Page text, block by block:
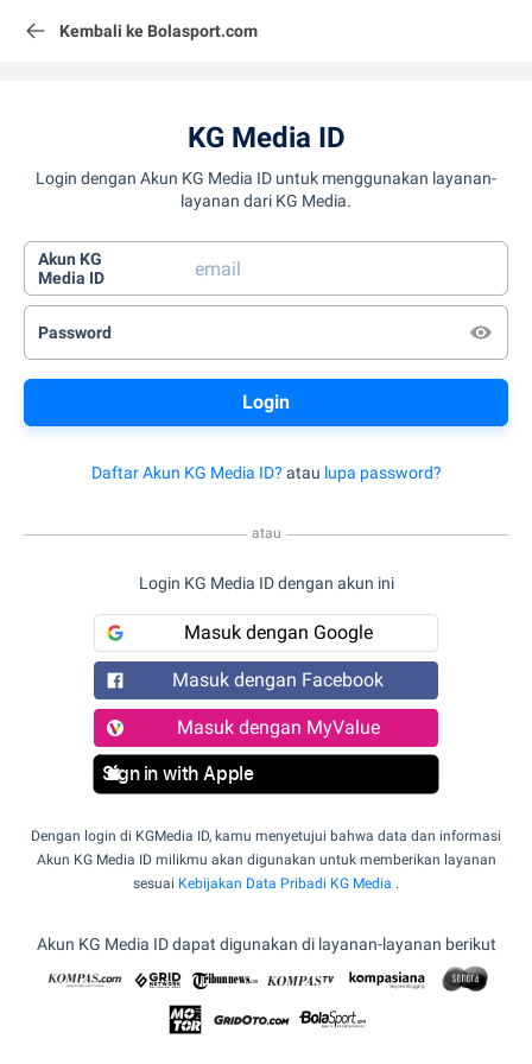
Kembali ke Bolasport.com
KG Media ID
Login dengan Akun KG Media ID untuk menggunakan layanan-
layanan dari KG Media.
Akun KG
Media ID
Password
Daftar Akun KG Media ID? atau lupa password?
atau
Login KG Media ID dengan akun ini
Masuk dengan Google
Masuk dengan Facebook
Masuk dengan MyValue
Sign in with Apple
Dengan login di KGMedia ID, kamu menyetujui bahwa data dan informasi
Akun KG Media ID milikmu akan digunakan untuk memberikan layanan
sesuai Kebijakan Data Pribadi KG Media .
Akun KG Media ID dapat digunakan di layanan-layanan berikut